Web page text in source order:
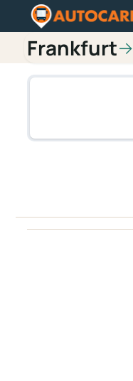
Frankfurt→